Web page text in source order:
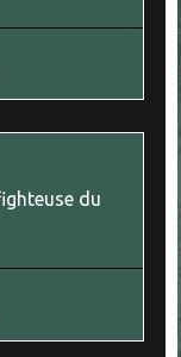
du